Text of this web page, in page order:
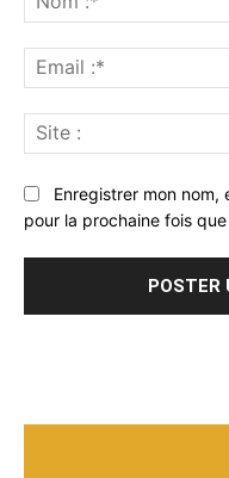
Enregistrer mon
pour la prochaine fois